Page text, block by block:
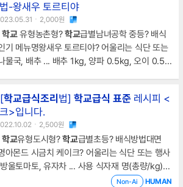
섞어 강정 소스를 만들어 끓인다.5. 연근이 튀
소스와 함께 버무린다.6. 마지막으로 땅콩 조각
만의 요리법
법-왕새우 토르티야
ㆍ2,000원
학교유형농촌형?학교급별남녀공학 중등? 배식
기 메뉴명왕새우 토르티야? 어울리는 식단 또는
물국, 배추 ... 배추 1kg, 양파 0.5kg, 오이 0.5k
학교급식조리 법] 학교급식 표준 레시피 <
>입니다.
ㆍ2,500원
학교유형도시형?학교급별초등? 배식방법대면
아몬드 시금치 케이크? 어울리는 식단 또는 행사
울토마토, 유자차 ... 사용 식자재 명(총량/kg)※
크가루 5kg, 달걀 1.8kg, 시금치 3kg, 아몬드 1k
Non-Ai HUMAN